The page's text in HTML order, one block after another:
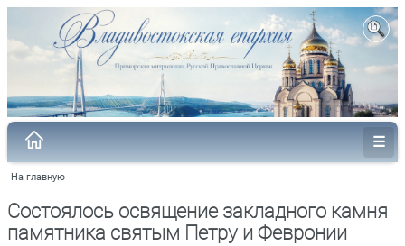
На главную
Состоялось освящение закладного камня
памятника святым Петру и Февронии